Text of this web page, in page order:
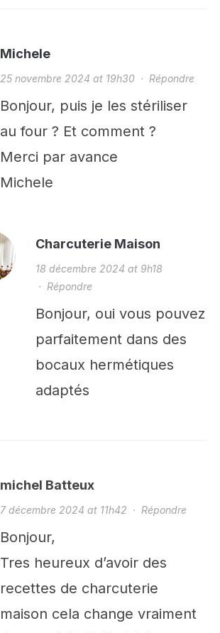
Michele
25 novembre 2024 at 19h30· Répondre
Bonjour, puis je les stériliser
au four ? Et comment ?
Merci par avance
Michele
Charcuterie Maison
18 décembre 2024 at 9h18
· Répondre
Bonjour, oui vous pouvez
parfaitement dans des
bocaux hermétiques
adaptés
michel Batteux
7 décembre 2024 at 11h42 · Répondre
Bonjour,
Tres heureux d’avoir des
recettes de charcuterie
maison cela change vraiment